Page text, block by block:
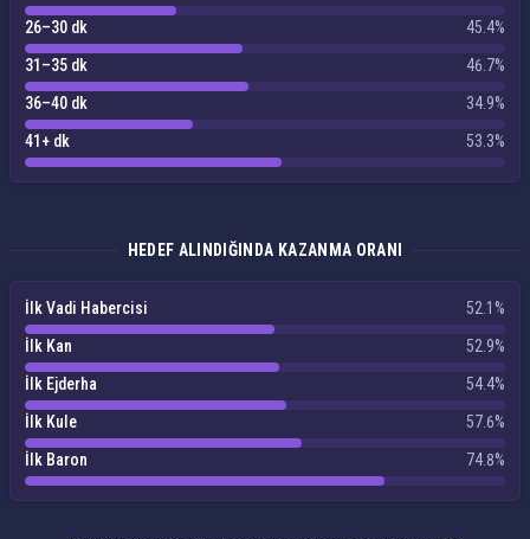
26–30 dk
45.4%
31–35 dk
46.7%
36–40 dk
34.9%
41+ dk
53.3%
HEDEF ALINDIĞINDA KAZANMA ORANI
İlk Vadi Habercisi
52.1%
İlk Kan
52.9%
İlk Ejderha
54.4%
İlk Kule
57.6%
İlk Baron
74.8%